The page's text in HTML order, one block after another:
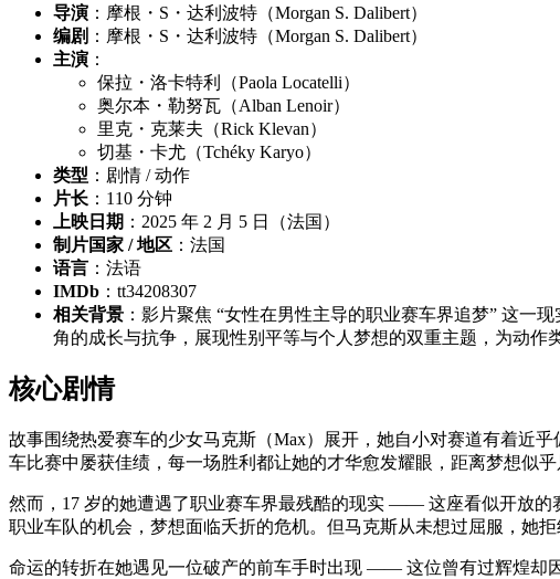
导演 ：摩根・S・达利波特（Morgan S. Dalibert）
编剧 ：摩根・S・达利波特（Morgan S. Dalibert）
主演 ：
保拉・洛卡特利（Paola Locatelli）
奥尔本・勒努瓦（Alban Lenoir）
里克・克莱夫（Rick Klevan）
切基・卡尤（Tchéky Karyo）
类型 ：剧情 / 动作
片长 ：110 分钟
上映日期 ：2025 年 2 月 5 日（法国）
制片国家 / 地区 ：法国
语言 ：法语
IMDb ：tt34208307
相关背景 ：影片聚焦 “女性在男性主导的职业赛车界追梦” 这一
角的成长与抗争，展现性别平等与个人梦想的双重主题，为动作
核心剧情
故事围绕热爱赛车的少女马克斯（Max）展开，她自小对赛道有着近
车比赛中屡获佳绩，每一场胜利都让她的才华愈发耀眼，距离梦想似乎
然而，17 岁的她遭遇了职业赛车界最残酷的现实 —— 这座看似开放的
职业车队的机会，梦想面临夭折的危机。但马克斯从未想过屈服，她
命运的转折在她遇见一位破产的前车手时出现 —— 这位曾有过辉煌却